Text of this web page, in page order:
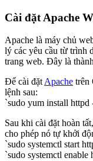
Cài đặt Apache
Apache là máy chủ
lý các yêu cầu từ trình
trang web. Đây là
Để cài đặt Apache trên
lệnh sau:
`sudo yum install httpd
Sau khi cài đặt hoàn
cho phép nó tự khởi
`sudo systemctl start
`sudo systemctl enable